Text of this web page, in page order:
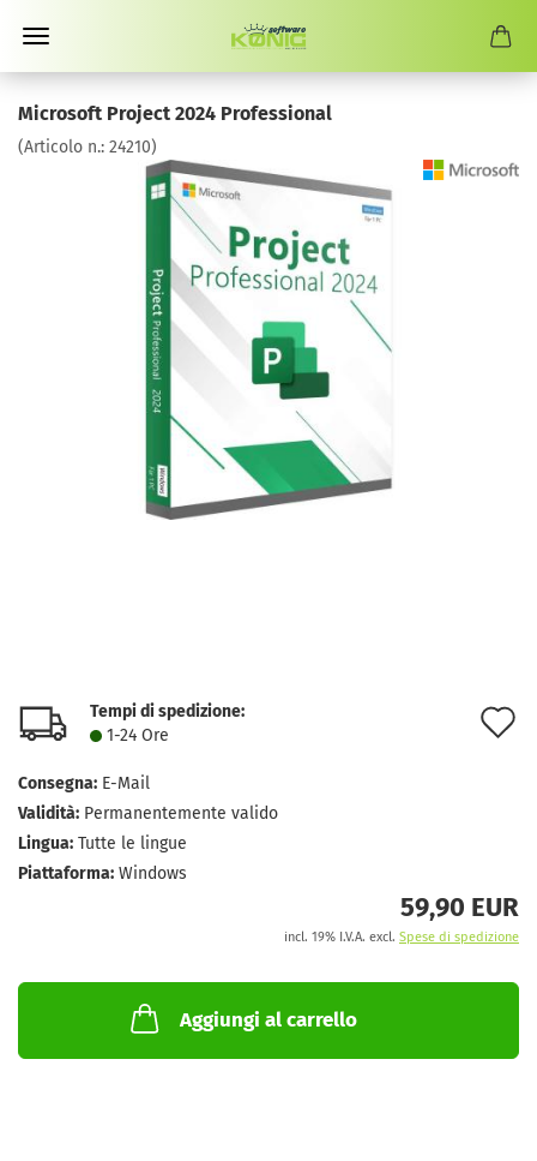
Microsoft Project 2024 Professional
(Articolo n.: 24210)
Tempi di spedizione:
1-24 Ore
Consegna: E-Mail
Validità: Permanentemente valido
Lingua: Tutte le lingue
Piattaforma: Windows
59,90 EUR
incl. 19% I.V.A. excl. Spese di spedizione
Aggiungi al carrello